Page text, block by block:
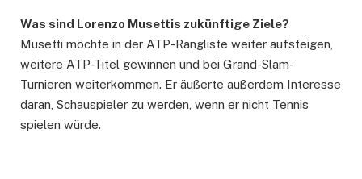
Was sind Lorenzo Musettis zukünftige Ziele?
Musetti möchte in der ATP-Rangliste weiter aufsteigen,
weitere ATP-Titel gewinnen und bei Grand-Slam-
Turnieren weiterkommen. Er äußerte außerdem Interesse
daran, Schauspieler zu werden, wenn er nicht Tennis
spielen würde.